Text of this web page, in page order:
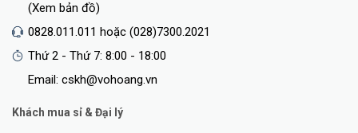
(Xem bản đồ)
0828.011.011 hoặc (028)7300.2021
Thứ 2 - Thứ 7: 8:00 - 18:00
Email: cskh@vohoang.vn
Khách mua sỉ & Đại lý